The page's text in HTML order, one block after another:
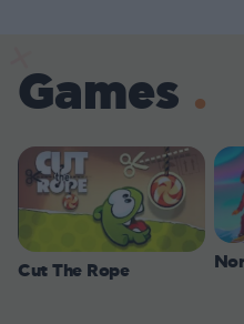
Games
Cut The Rope